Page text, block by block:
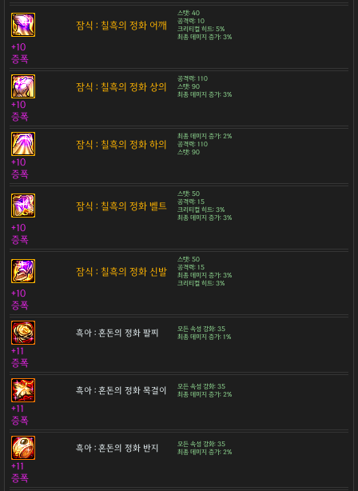
잠식 : 칠흑의 정화 어깨
스탯: 40
공격력: 10
크리티컬 히트: 5%
최종 데미지 증가: 3%
+10
증폭
잠식 : 칠흑의 정화 상의
공격력: 110
스탯: 90
최종 데미지 증가: 3%
+10
증폭
잠식 : 칠흑의 정화 하의
최종 데미지 증가: 2%
공격력: 110
스탯: 90
+10
증폭
잠식 : 칠흑의 정화 벨트
스탯: 50
공격력: 15
크리티컬 히트: 3%
최종 데미지 증가: 3%
+10
증폭
잠식 : 칠흑의 정화 신발
스탯: 50
공격력: 15
최종 데미지 증가: 3%
크리티컬 히트: 3%
+10
증폭
흑아 : 혼돈의 정화 팔찌
모든 속성 강화: 35
최종 데미지 증가: 1%
+11
증폭
흑아 : 혼돈의 정화 목걸이
모든 속성 강화: 35
최종 데미지 증가: 2%
+11
증폭
흑아 : 혼돈의 정화 반지
모든 속성 강화: 35
최종 데미지 증가: 2%
+11
증폭